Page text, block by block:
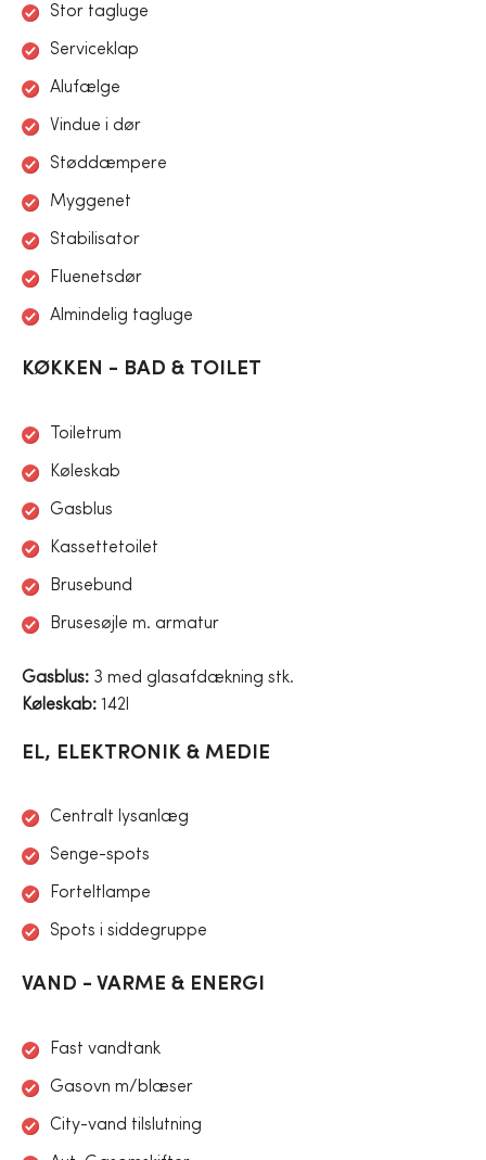
Stor tagluge
Serviceklap
Alufælge
Vindue i dør
Støddæmpere
Myggenet
Stabilisator
Fluenetsdør
Almindelig tagluge
KØKKEN - BAD & TOILET
Toiletrum
Køleskab
Gasblus
Kassettetoilet
Brusebund
Brusesøjle m. armatur
Gasblus: 3 med glasafdækning stk.
Køleskab: 142l
EL, ELEKTRONIK & MEDIE
Centralt lysanlæg
Senge-spots
Forteltlampe
Spots i siddegruppe
VAND - VARME & ENERGI
Fast vandtank
Gasovn m/blæser
City-vand tilslutning